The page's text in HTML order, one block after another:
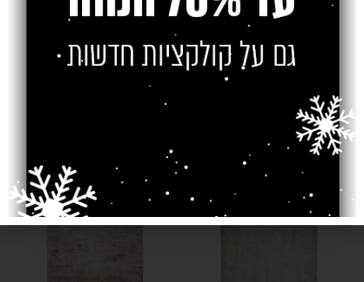
בז' בהיר
₪
₪